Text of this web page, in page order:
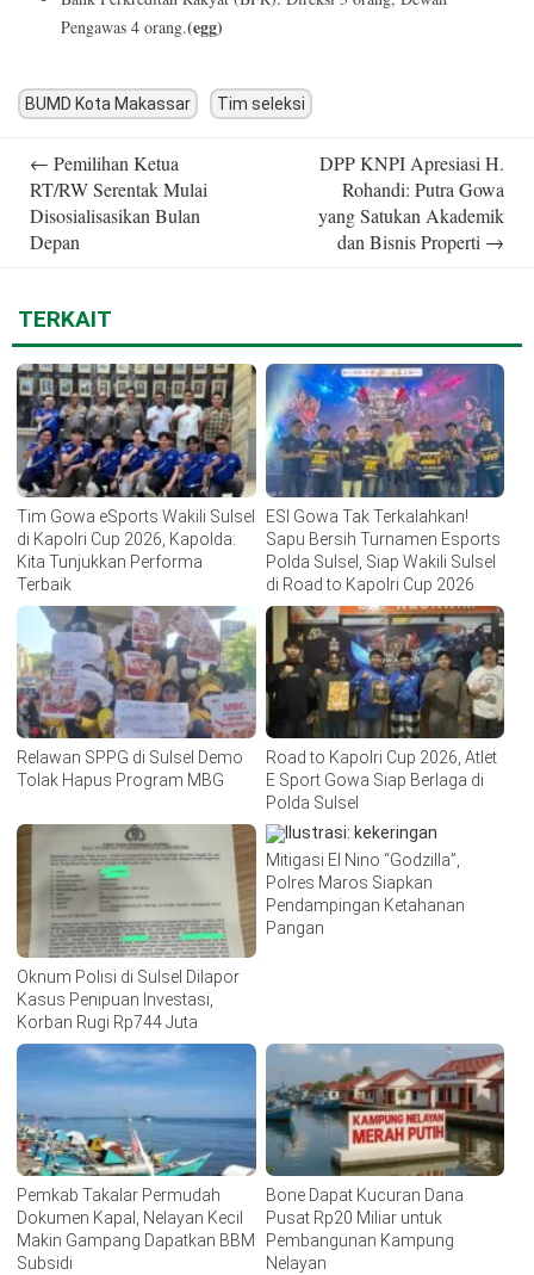
Pengawas 4 orang.(egg)
BUMD Kota Makassar Tim seleksi
navigation
← Pemilihan Ketua
RT/RW Serentak Mulai
Disosialisasikan Bulan
Depan
DPP KNPI Apresiasi H.
Rohandi: Putra Gowa
yang Satukan Akademik
dan Bisnis Properti →
TERKAIT
Tim Gowa eSports Wakili Sulsel
di Kapolri Cup 2026, Kapolda:
Kita Tunjukkan Performa
Terbaik
ESI Gowa Tak Terkalahkan!
Sapu Bersih Turnamen Esports
Polda Sulsel, Siap Wakili Sulsel
di Road to Kapolri Cup 2026
Relawan SPPG di Sulsel Demo
Tolak Hapus Program MBG
Road to Kapolri Cup 2026, Atlet
E Sport Gowa Siap Berlaga di
Polda Sulsel
Oknum Polisi di Sulsel Dilapor
Kasus Penipuan Investasi,
Korban Rugi Rp744 Juta
Mitigasi El Nino “Godzilla”,
Polres Maros Siapkan
Pendampingan Ketahanan
Pangan
Pemkab Takalar Permudah
Dokumen Kapal, Nelayan Kecil
Makin Gampang Dapatkan BBM
Subsidi
Bone Dapat Kucuran Dana
Pusat Rp20 Miliar untuk
Pembangunan Kampung
Nelayan